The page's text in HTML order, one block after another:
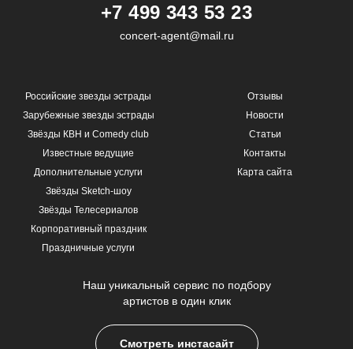
+7 499 343 53 23
concert-agent@mail.ru
Российские звезды эстрады
Зарубежные звезды эстрады
Звёзды КВН и Comedy club
Известные ведущие
Дополнительные услуги
Звёзды Sketch-шоу
Звёзды Телесериалов
Корпоративный праздник
Праздничные услуги
Отзывы
Новости
Статьи
Контакты
Карта сайта
Наш уникальный сервис по подбору
артистов в один клик
Смотреть инстасайт